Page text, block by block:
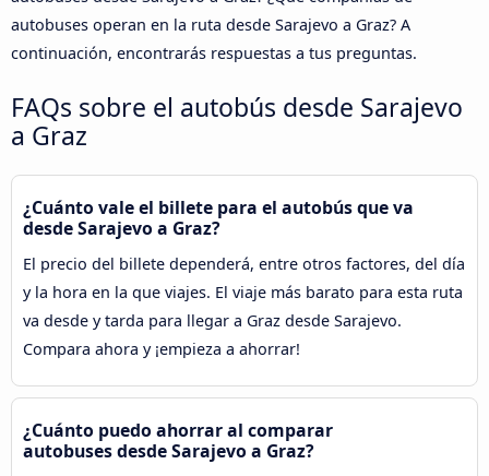
autobuses operan en la ruta desde Sarajevo a Graz? A
continuación, encontrarás respuestas a tus preguntas.
FAQs sobre el autobús desde Sarajevo
a Graz
¿Cuánto vale el billete para el autobús que va
desde Sarajevo a Graz?
El precio del billete dependerá, entre otros factores, del día
y la hora en la que viajes. El viaje más barato para esta ruta
va desde y tarda para llegar a Graz desde Sarajevo.
Compara ahora y ¡empieza a ahorrar!
¿Cuánto puedo ahorrar al comparar
autobuses desde Sarajevo a Graz?